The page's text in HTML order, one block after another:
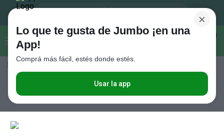
Buscar...
Seleccioná el método de entrega
×
Lo que te gusta de Jumbo ¡en una
App!
Comprá más fácil, estés donde estés.
Usar la app
Infusiones Frasco Cocina 1.8l Krea
Términos más buscados